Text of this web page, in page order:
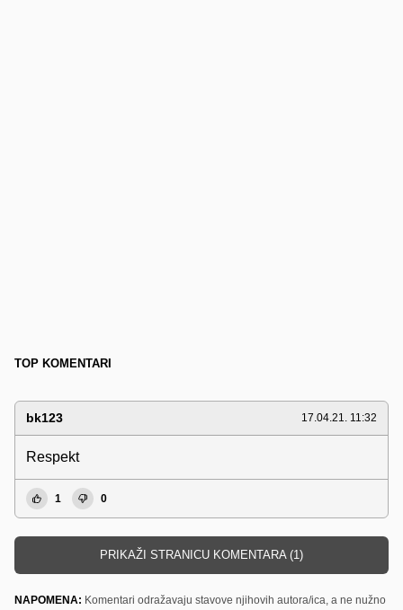
TOP KOMENTARI
bk123 17.04.21. 11:32
Respekt
1 0
PRIKAŽI STRANICU KOMENTARA (1)
NAPOMENA: Komentari odražavaju stavove njihovih autora/ica, a ne nužno